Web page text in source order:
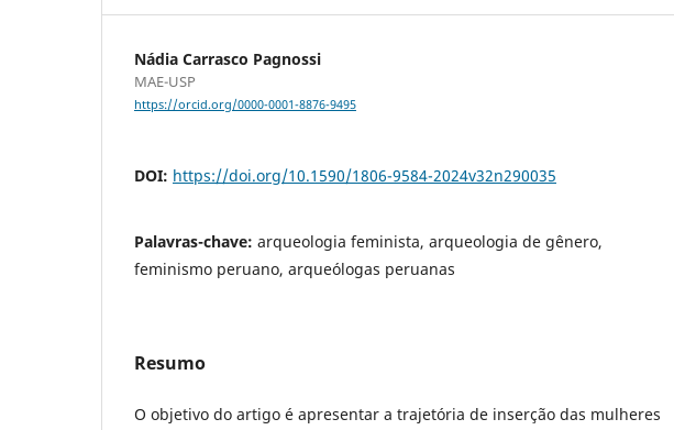
Nádia Carrasco Pagnossi
MAE-USP
https://orcid.org/0000-0001-8876-9495
DOI: https://doi.org/10.1590/1806-9584-2024v32n290035
Palavras-chave: arqueologia feminista, arqueologia de gênero,
feminismo peruano, arqueólogas peruanas
Resumo
O objetivo do artigo é apresentar a trajetória de inserção das mulheres